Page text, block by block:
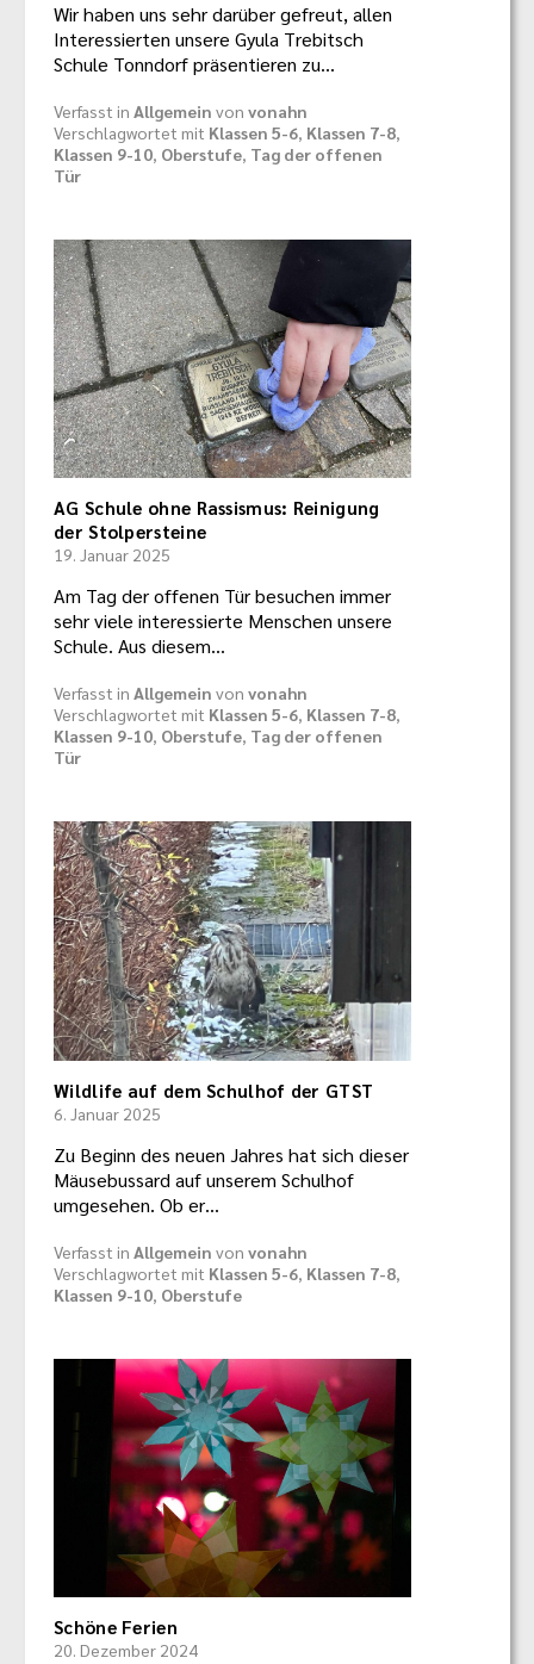
Wir haben uns sehr darüber gefreut, allen
Interessierten unsere Gyula Trebitsch
Schule Tonndorf präsentieren zu…
Verfasst in Allgemein von vonahn
Verschlagwortet mit Klassen 5-6, Klassen 7-8,
Klassen 9-10, Oberstufe, Tag der offenen
Tür
AG Schule ohne Rassismus: Reinigung
der Stolpersteine
19. Januar 2025
Am Tag der offenen Tür besuchen immer
sehr viele interessierte Menschen unsere
Schule. Aus diesem…
Verfasst in Allgemein von vonahn
Verschlagwortet mit Klassen 5-6, Klassen 7-8,
Klassen 9-10, Oberstufe, Tag der offenen
Tür
Wildlife auf dem Schulhof der GTST
6. Januar 2025
Zu Beginn des neuen Jahres hat sich dieser
Mäusebussard auf unserem Schulhof
umgesehen. Ob er…
Verfasst in Allgemein von vonahn
Verschlagwortet mit Klassen 5-6 Klassen 7-8
Klassen 9-10 Oberstufe
Schöne Ferien
20. Dezember 2024